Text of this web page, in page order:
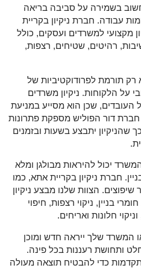
בשמירה על סביבה בריאה
עבודה. חברת ניקיון בקריית
מקצועי למשרדים ועסקים, כולל
רהיטים, שטיחים, רצפות,
תורמת לפרודוקטיביות של
על הלקוחות. ניקיון משרדים
שכן הוא מסייע במניעת
דור הפוליש מספקת פתרונות
שהניקיון יתבצע בשעות ובזמנים
יכול להיראות מבולגן ומלא
חברת ניקיון בקריית אתא, כמו
הצוות שלנו מבצע ניקיון
בניין, ניקוי רצפות, חיפוי
חלונות ואריחים.
המשרד שלך ייראה חדש ומוכן
ותחושת רעננות בכל פינה.
כדי להבטיח תוצאה מעולה